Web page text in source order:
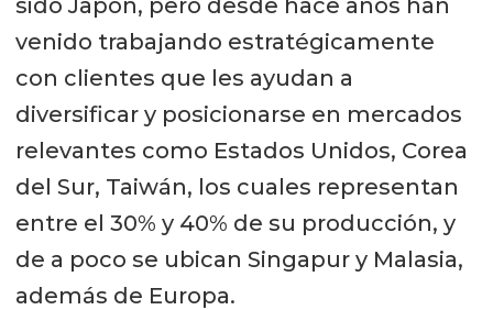
venido trabajando estratégicamente
con clientes que les ayudan a
diversificar y posicionarse en mercados
relevantes como Estados Unidos, Corea
del Sur, Taiwán, los cuales representan
entre el 30% y 40% de su producción, y
de a poco se ubican Singapur y Malasia,
además de Europa.